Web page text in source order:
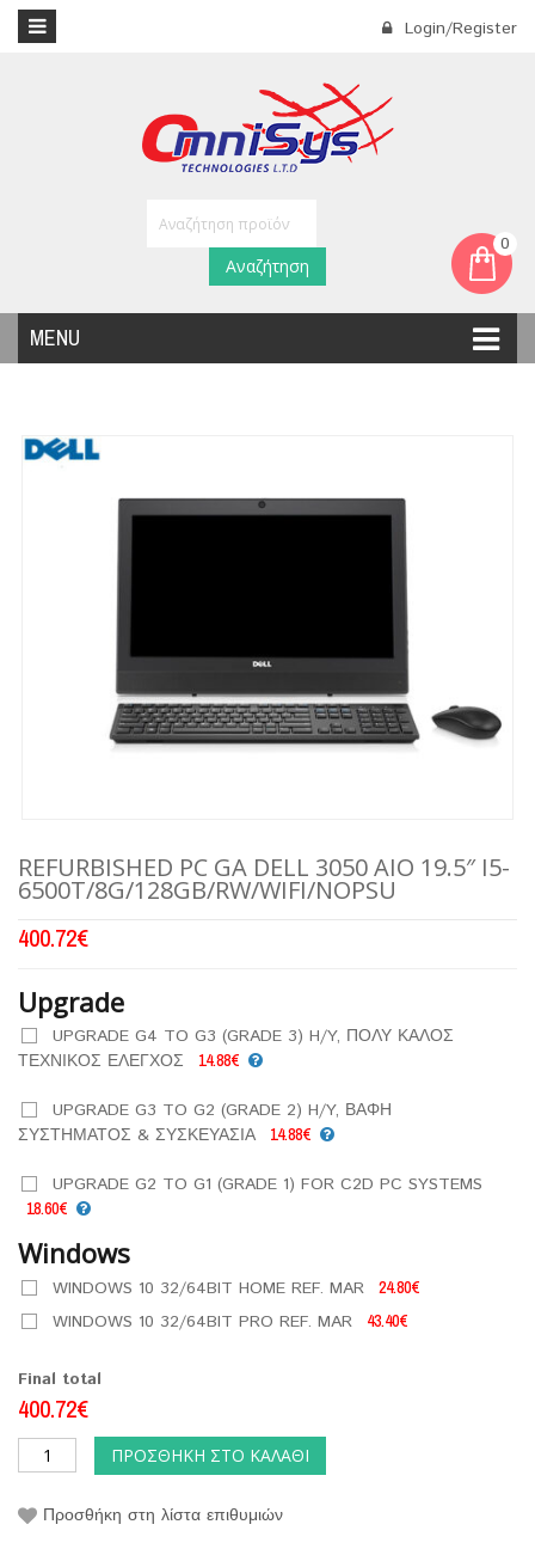
Login/Register
0
MENU
Αναζήτηση
REFURBISHED PC GA DELL 3050 AIO 19.5″ I5-
6500T/8G/128GB/RW/WIFI/NOPSU
400.72€
Upgrade
UPGRADE G4 TO G3 (GRADE 3) H/Y, ΠΟΛΥ ΚΑΛΟΣ
ΤΕΧΝΙΚΟΣ ΕΛΕΓΧΟΣ
14.88€
UPGRADE G3 TO G2 (GRADE 2) H/Y, ΒΑΦΗ
ΣΥΣΤΗΜΑΤΟΣ & ΣΥΣΚΕΥΑΣΙΑ
14.88€
UPGRADE G2 TO G1 (GRADE 1) FOR C2D PC SYSTEMS
18.60€
Windows
WINDOWS 10 32/64BIT HOME REF. MAR 24.80€
WINDOWS 10 32/64BIT PRO REF. MAR 43.40€
Final total
400.72€
ΠΡΟΣΘΉΚΗ ΣΤΟ ΚΑΛΆΘΙ
Προσθήκη στη λίστα επιθυμιών